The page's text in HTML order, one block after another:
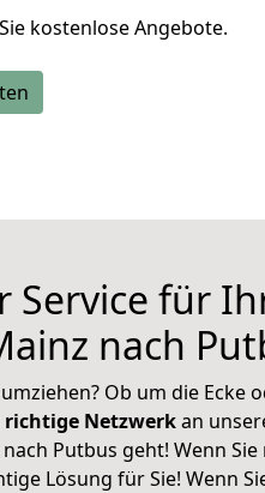
kostenlose Angebote.
Service für
nach
Ob um die Ecke
richtige Netzwerkan
Putbus geht! Wenn
Lösung für Sie! Wenn